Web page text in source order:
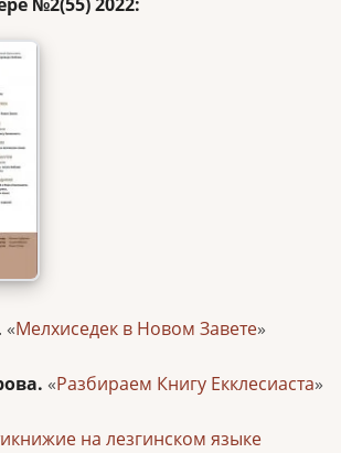
. «Мелхиседек в Новом Завете»
«Разбираем Книгу Екклесиаста»
на лезгинском языке